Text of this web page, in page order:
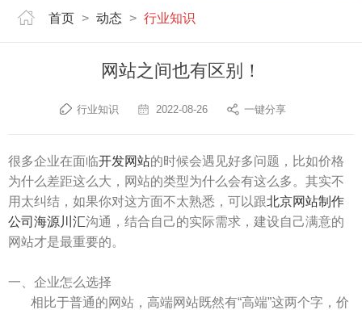
首页 > 动态 > 行业知识
网站之间也有区别！
行业知识 2022-08-26 一键分享
很多企业在面临开发网站的时候会遇见好多问题，比如价格
为什么差距这么大，网站的类型为什么会有这么多。其实不
用太纠结，如果你对这方面不太熟悉，可以跟北京网站制作
公司海源川汇沟通，结合自己的实际需求，建设自己满意的
网站才是最重要的。
一、企业怎么选择
相比于普通的网站，高端网站既然有“高端”这两个字，价